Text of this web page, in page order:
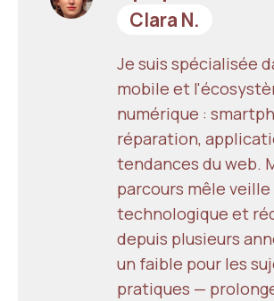
Clara N.
Je suis spécialisée
mobile et
numérique :
réparation,
tendances du web.
parcours mêle veille
technologique et
depuis plusieurs
un faible pour les
pratiques —